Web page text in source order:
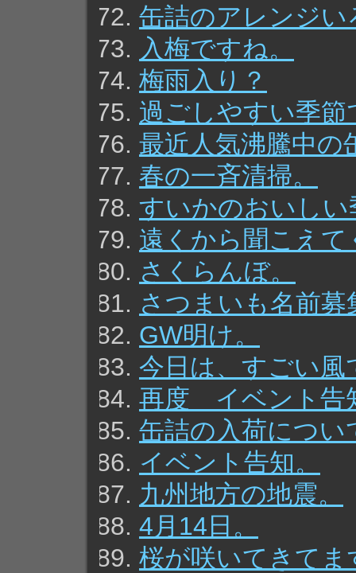
缶詰のアレンジい
入梅ですね。
梅雨入り？
過ごしやすい季節
最近人気沸騰中の
春の一斉清掃。
すいかのおいしい
遠くから聞こえ
さくらんぼ。
さつまいも名前募
GW明け。
今日は、すごい風
再度 イベント告
缶詰の入荷につい
イベント告知。
九州地方の地震。
4月14日。
桜が咲いてきてま